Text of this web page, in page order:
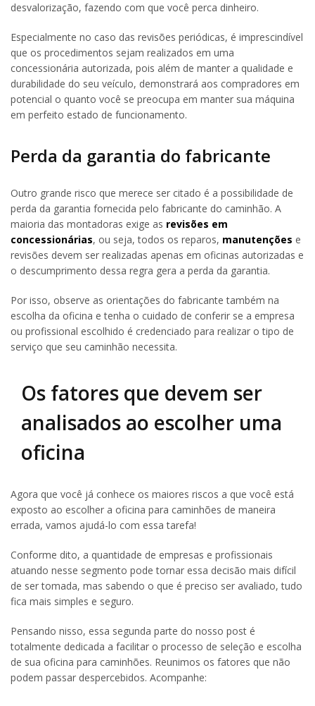
desvalorização, fazendo com que você perca dinheiro.
Especialmente no caso das revisões periódicas, é imprescindível
que os procedimentos sejam realizados em uma
concessionária autorizada, pois além de manter a qualidade e
durabilidade do seu veículo, demonstrará aos compradores em
potencial o quanto você se preocupa em manter sua máquina
em perfeito estado de funcionamento.
Perda da garantia do fabricante
Outro grande risco que merece ser citado é a possibilidade de
perda da garantia fornecida pelo fabricante do caminhão. A
maioria das montadoras exige as revisões em
concessionárias, ou seja, todos os reparos, manutenções e
revisões devem ser realizadas apenas em oficinas autorizadas e
o descumprimento dessa regra gera a perda da garantia.
Por isso, observe as orientações do fabricante também na
escolha da oficina e tenha o cuidado de conferir se a empresa
ou profissional escolhido é credenciado para realizar o tipo de
serviço que seu caminhão necessita.
Os fatores que devem ser
analisados ao escolher uma
oficina
Agora que você já conhece os maiores riscos a que você está
exposto ao escolher a oficina para caminhões de maneira
errada, vamos ajudá-lo com essa tarefa!
Conforme dito, a quantidade de empresas e profissionais
atuando nesse segmento pode tornar essa decisão mais difícil
de ser tomada, mas sabendo o que é preciso ser avaliado, tudo
fica mais simples e seguro.
Pensando nisso, essa segunda parte do nosso post é
totalmente dedicada a facilitar o processo de seleção e escolha
de sua oficina para caminhões. Reunimos os fatores que não
podem passar despercebidos. Acompanhe: